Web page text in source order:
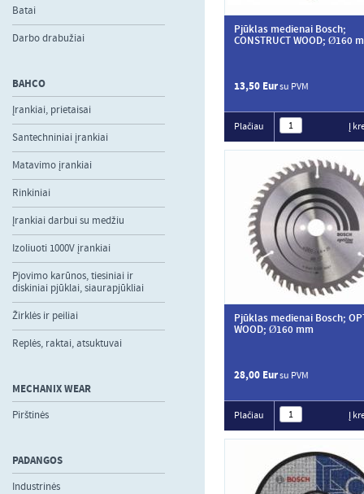
Batai
Darbo drabužiai
BAHCO
Įrankiai, prietaisai
Santechniniai įrankiai
Matavimo įrankiai
Rinkiniai
Įrankiai darbui su medžiu
Izoliuoti 1000V įrankiai
Pjovimo karūnos, tiesiniai ir
diskiniai pjūklai, siaurapjūkliai
Žirklės ir peiliai
Replės, raktai, atsuktuvai
MECHANIX WEAR
Pirštinės
PADANGOS
Industrinės
Pjūklas medienai Bosch;
CONSTRUCT WOOD; Ø160
13,50 Eursu PVM
Plačiau Į
Pjūklas medienai Bosch;
WOOD; Ø160 mm
28,00 Eursu PVM
Plačiau Į